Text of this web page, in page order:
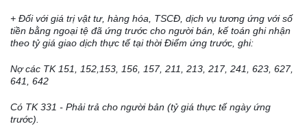
+ Đối với giá trị vật tư, hàng hóa, TSCĐ, dịch vụ tương ứng với số
tiền bằng ngoại tệ đã ứng trước cho người bán, kế toán ghi nhận
theo tỷ giá giao dịch thực tếtại thờiĐiểm ứng trước, ghi:
Nợ các TK 151, 152,153, 156, 157, 211, 213, 217, 241, 623, 627,
641, 642
Có TK 331 - Phải trả cho người bản (tỷ giá thực tế ngày ứng
trước).